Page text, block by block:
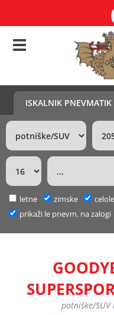
ISKALNIK PNEVMATIK
letne zimske
prikaži le pnevm. na zalogi
potniške/